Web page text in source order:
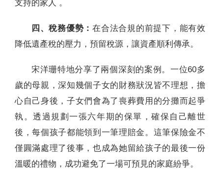
支持的家人 。
四、稅務優勢：在合法合規的前提下，能有效
降低遺產稅的壓力，預留稅源，讓資產順利傳承。
宋洋珊特地分享了兩個深刻的案例。一位60多
歲的母親，深知幾個子女的財務狀況皆不理想，擔
心自己身後，子女們會為了喪葬費用的分攤而起爭
執。透過規劃一張六年期的保單，確保自己離世
後，每個孩子都能領到一筆理賠金。這筆保險金不
僅圓滿處理了後事，也成為她留給孩子的最後一份
溫暖的禮物，成功避免了一場可預見的家庭紛爭。